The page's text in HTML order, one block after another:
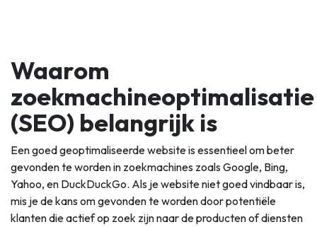
Waarom
zoekmachineoptimalisatie
(SEO) belangrijk is
Een goed geoptimaliseerde website is essentieel om beter
gevonden te worden in zoekmachines zoals Google, Bing,
Yahoo, en DuckDuckGo. Als je website niet goed vindbaar is,
mis je de kans om gevonden te worden door potentiële
klanten die actief op zoek zijn naar de producten of diensten